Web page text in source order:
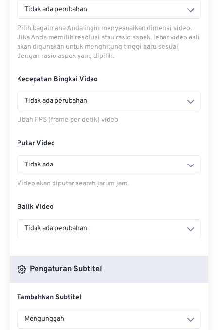
Tidak ada perubahan
Pilih bagaimana Anda ingin menyesuaikan dimensi video.
Jika Anda memilih resolusi atau rasio aspek, lebar video asli
akan digunakan untuk menghitung tinggi baru sesuai
dengan rasio aspek yang dipilih.
Kecepatan Bingkai Video
Tidak ada perubahan
Ubah FPS (frame per detik) video
Putar Video
Tidak ada
Video akan diputar searah jarum jam.
Balik Video
Tidak ada perubahan
Pengaturan Subtitel
Tambahkan Subtitel
Mengunggah